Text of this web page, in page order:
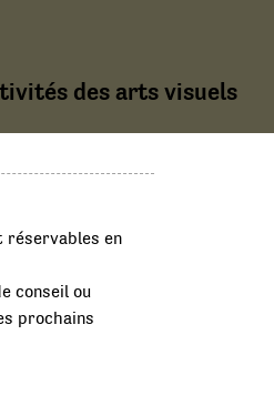
des arts visuels
réservables en
conseil ou
prochains